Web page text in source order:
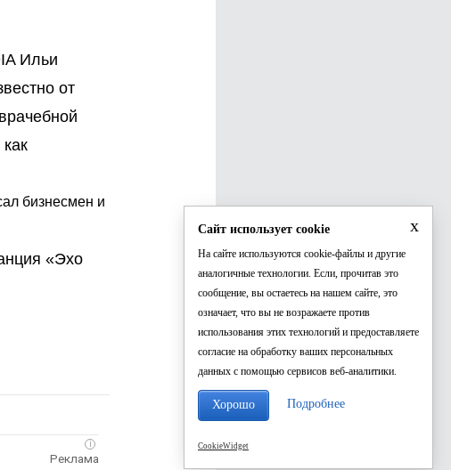
Ильи
от
бизнесмен и
«Эхо
i
x
Сайт использует cookie
На сайте используются cookie-файлы и другие
аналогичные технологии. Если, прочитав это
сообщение, вы остаетесь на нашем сайте, это
означает, что вы не возражаете против
использования этих технологий и предоставляете
согласие на обработку ваших персональных
данных с помощью сервисов веб-аналитики.
Хорошо Подробнее
CookieWidget